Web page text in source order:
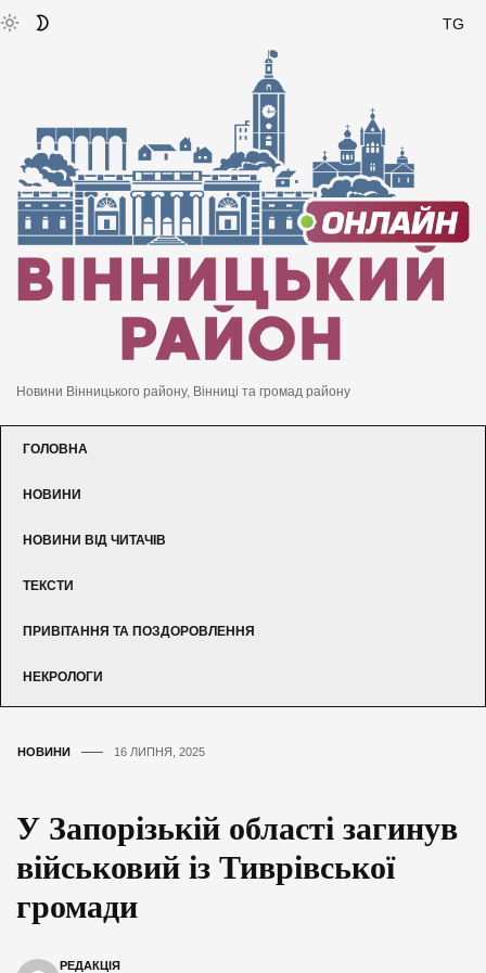
TG
Новини Вінницького району, Вінниці та громад району
ГОЛОВНА
НОВИНИ
НОВИНИ ВІД ЧИТАЧІВ
ТЕКСТИ
ПРИВІТАННЯ ТА ПОЗДОРОВЛЕННЯ
НЕКРОЛОГИ
НОВИНИ 16 ЛИПНЯ, 2025
У Запорізькій області загинув
військовий із Тиврівської
громади
РЕДАКЦІЯ